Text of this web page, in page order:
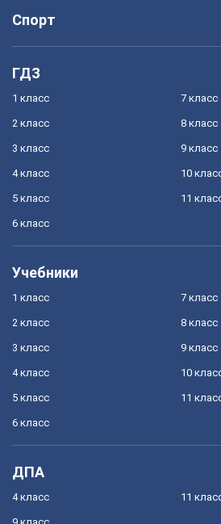
Спорт
ГДЗ
1 класс
2 класс
3 класс
4 класс
5 класс
6 класс
7 класс
8 класс
9 класс
10
11
Учебники
1 класс
2 класс
3 класс
4 класс
5 класс
6 класс
7 класс
8 класс
9 класс
10
11
ДПА
4 класс 11